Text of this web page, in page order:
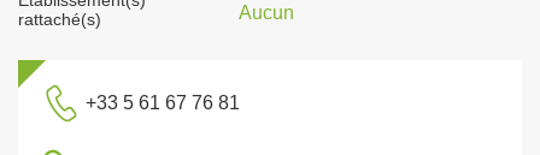
rattaché(s)
Aucun
+33 5 61 67 76 81